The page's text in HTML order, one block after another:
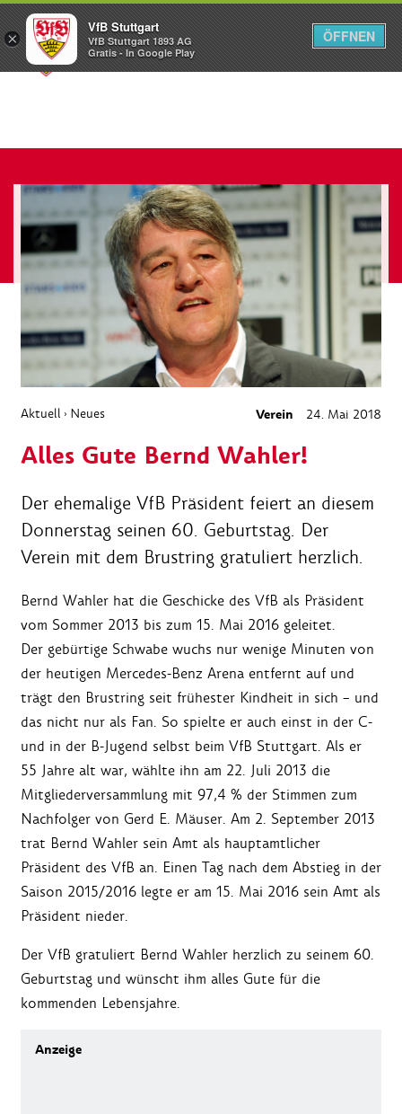
Menü
Aktuell › Neues Verein 24. Mai 2018
Alles Gute Bernd Wahler!
Der ehemalige VfB Präsident feiert an diesem
Donnerstag seinen 60. Geburtstag. Der
Verein mit dem Brustring gratuliert herzlich.
Bernd Wahler hat die Geschicke des VfB als Präsident
vom Sommer 2013 bis zum 15. Mai 2016 geleitet.
Der gebürtige Schwabe wuchs nur wenige Minuten von
der heutigen Mercedes-Benz Arena entfernt auf und
trägt den Brustring seit frühester Kindheit in sich – und
das nicht nur als Fan. So spielte er auch einst in der C-
und in der B-Jugend selbst beim VfB Stuttgart. Als er
55 Jahre alt war, wählte ihn am 22. Juli 2013 die
Mitgliederversammlung mit 97,4 % der Stimmen zum
Nachfolger von Gerd E. Mäuser. Am 2. September 2013
trat Bernd Wahler sein Amt als hauptamtlicher
Präsident des VfB an. Einen Tag nach dem Abstieg in der
Saison 2015/2016 legte er am 15. Mai 2016 sein Amt als
Präsident nieder.
Der VfB gratuliert Bernd Wahler herzlich zu seinem 60.
Geburtstag und wünscht ihm alles Gute für die
kommenden Lebensjahre.
×
VfB Stuttgart
VfB Stuttgart 1893 AG
Gratis - In Google Play
ÖFFNEN